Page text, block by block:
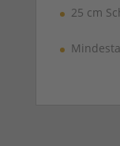
25 cm